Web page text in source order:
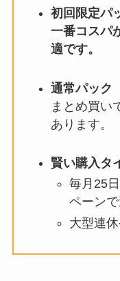
初回限定パ
一番コスパ
適です。
通常パック
まとめ買い
あります。
賢い購入タ
毎月25
ペーン
大型連